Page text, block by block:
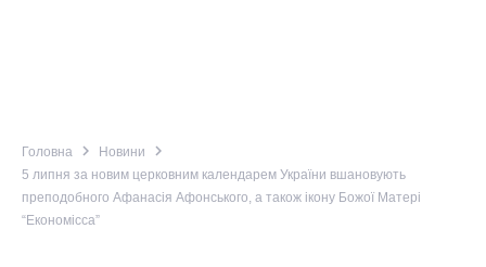
Головна navigate_next Новини navigate_next
5 липня за новим церковним календарем України вшановують
преподобного Афанасія Афонського, а також ікону Божої Матері
“Економісса”